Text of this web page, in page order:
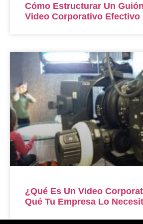
Cómo Estructurar Un
Video Corporativo Efectivo
¿Qué Es Un Video
Qué Tu Empresa Lo